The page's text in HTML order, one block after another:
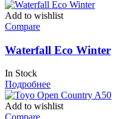
Add to wishlist
Compare
Waterfall Eco Winter
In Stock
Подробнее
Add to wishlist